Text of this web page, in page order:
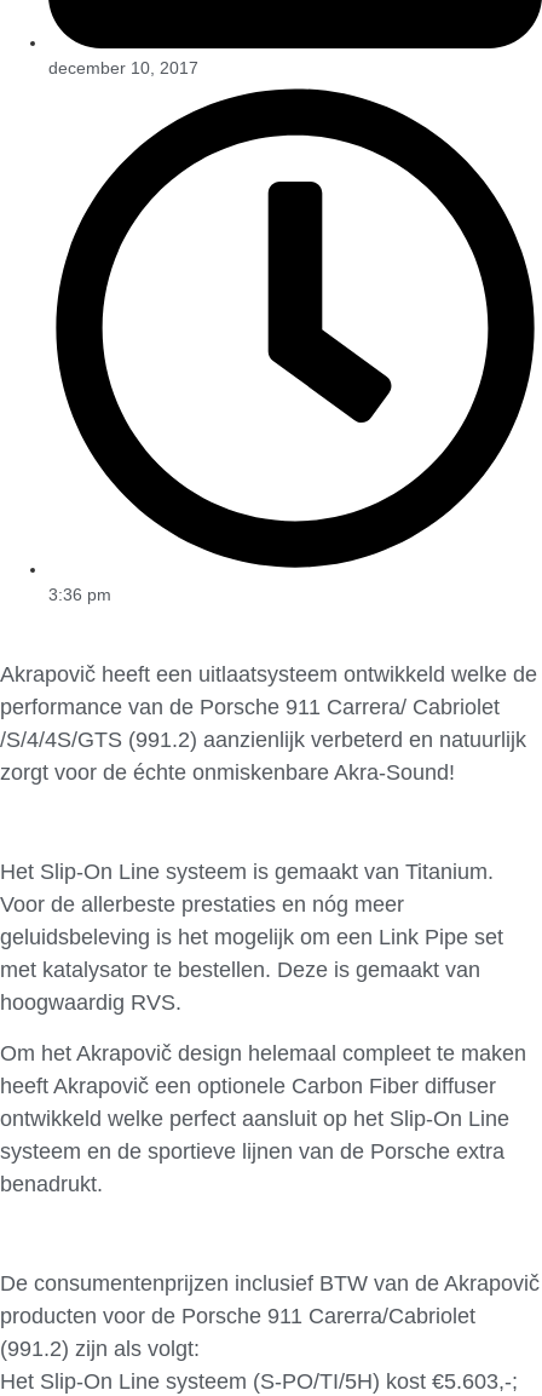
december 10, 2017
3:36 pm
Akrapovič heeft een uitlaatsysteem ontwikkeld welke de
performance van de Porsche 911 Carrera/ Cabriolet
/S/4/4S/GTS (991.2) aanzienlijk verbeterd en natuurlijk
zorgt voor de échte onmiskenbare Akra-Sound!
Het Slip-On Line systeem is gemaakt van Titanium.
Voor de allerbeste prestaties en nóg meer
geluidsbeleving is het mogelijk om een Link Pipe set
met katalysator te bestellen. Deze is gemaakt van
hoogwaardig RVS.
Om het Akrapovič design helemaal compleet te maken
heeft Akrapovič een optionele Carbon Fiber diffuser
ontwikkeld welke perfect aansluit op het Slip-On Line
systeem en de sportieve lijnen van de Porsche extra
benadrukt.
De consumentenprijzen inclusief BTW van de Akrapovič
producten voor de Porsche 911 Carerra/Cabriolet
(991.2) zijn als volgt:
Het Slip-On Line systeem (S-PO/TI/5H) kost €5.603,-;